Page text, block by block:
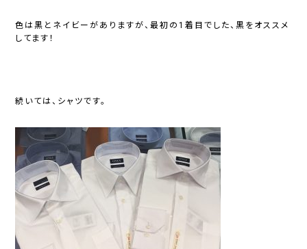
色は黒とネイビーがありますが、最初の1着目でした、黒 をオススメ
してます！
続いては、シャツです。